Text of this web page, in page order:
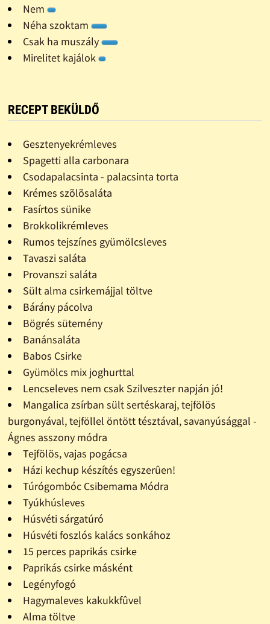
Nem
Néha szoktam
Csak ha muszály
Mirelitet kajálok
RECEPT BEKÜLDŐ
Gesztenyekrémleves
Spagetti alla carbonara
Csodapalacsinta - palacsinta torta
Krémes szõlõsaláta
Fasírtos sünike
Brokkolikrémleves
Rumos tejszínes gyümölcsleves
Tavaszi saláta
Provanszi saláta
Sült alma csirkemájjal töltve
Bárány pácolva
Bögrés sütemény
Banánsaláta
Babos Csirke
Gyümölcs mix joghurttal
Lencseleves nem csak Szilveszter napján jó!
Mangalica zsírban sült sertéskaraj, tejfölös
burgonyával, tejföllel öntött tésztával, savanyúsággal -
Ágnes asszony módra
Tejfölös, vajas pogácsa
Házi kechup készítés egyszerûen!
Túrógombóc Csibemama Módra
Tyúkhúsleves
Húsvéti sárgatúró
Húsvéti foszlós kalács sonkához
15 perces paprikás csirke
Paprikás csirke másként
Legényfogó
Hagymaleves kakukkfûvel
Alma töltve